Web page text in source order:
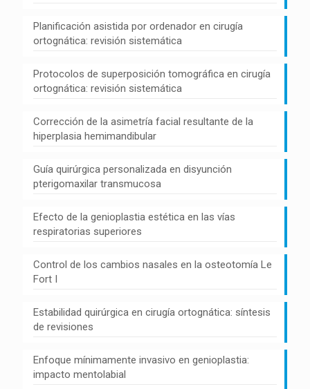
Planificación asistida por ordenador en cirugía
ortognática: revisión sistemática
Protocolos de superposición tomográfica en cirugía
ortognática: revisión sistemática
Corrección de la asimetría facial resultante de la
hiperplasia hemimandibular
Guía quirúrgica personalizada en disyunción
pterigomaxilar transmucosa
Efecto de la genioplastia estética en las vías
respiratorias superiores
Control de los cambios nasales en la osteotomía Le
Fort I
Estabilidad quirúrgica en cirugía ortognática: síntesis
de revisiones
Enfoque mínimamente invasivo en genioplastia:
impacto mentolabial